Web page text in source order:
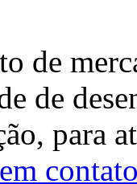
de
de
para